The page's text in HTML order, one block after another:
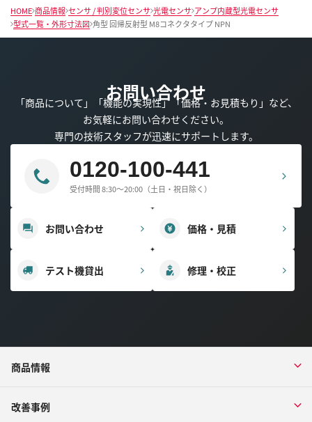
HOME 商品情報 センサ / 判別変位センサ 光電センサ アンプ内蔵型光電センサ
型式一覧・外形寸法図 角型 回帰反射型 M8コネクタタイプ NPN
お問い合わせ
「商品について」「機能の実現性」「価格・お見積もり」など、
お気軽にお問い合わせください。
専門の技術スタッフが迅速にサポートします。
0120-100-441
受付時間 8:30～20:00（土日・祝日除く）
お問い合わせ 価格・見積
テスト機貸出 修理・校正
商品情報
改善事例